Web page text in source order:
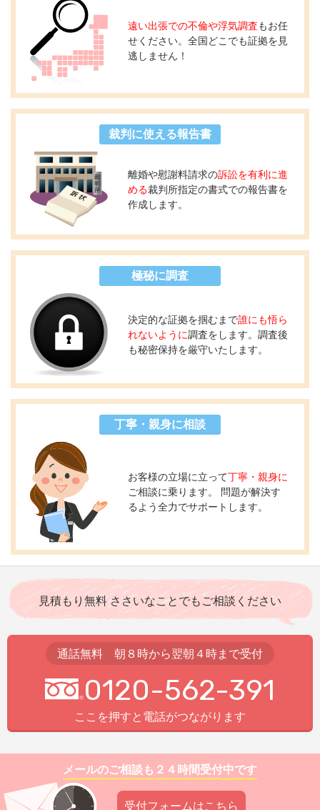
遠い出張での不倫や浮気調査 もお任
せください。全国どこでも証拠を見
逃しません！
裁判に使える報告書
離婚や慰謝料請求の訴訟を有利に進
める裁判所指定の書式での報告書を
作成します。
極秘に調査
決定的な証拠を掴むまで誰にも悟ら
れないように調査をします。調査後
も秘密保持を厳守いたします。
丁寧・親身に相談
お客様の立場に立って丁寧・親身に
ご相談に乗ります。 問題が解決す
るよう全力でサポートします。
見積もり無料 ささいなことでもご相談ください
通話無料 朝８時から翌朝４時まで受付
0120-562-391
ここを押すと電話がつながります
メールのご相談も２４時間受付中です
受付フォームはこちら